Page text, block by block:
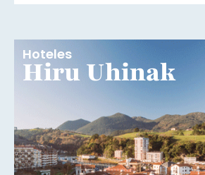
Hoteles
Hiru Uhinak